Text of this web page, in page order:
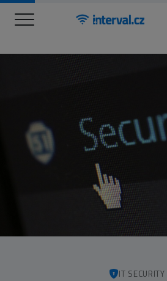
Menu
IT SECURITY